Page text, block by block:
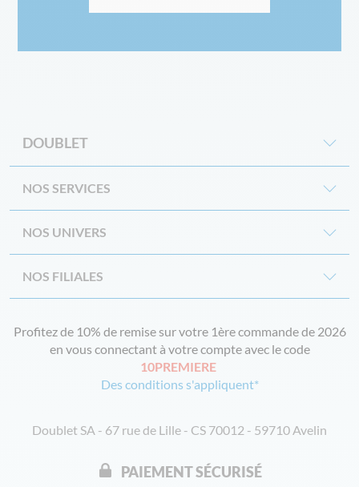
DOUBLET
NOS SERVICES
NOS UNIVERS
NOS FILIALES
Profitez de 10% de remise sur votre 1ère commande de 2026
en vous connectant à votre compte avec le code
10PREMIERE
Des conditions s'appliquent*
Doublet SA - 67 rue de Lille - CS 70012 - 59710 Avelin
PAIEMENT SÉCURISÉ